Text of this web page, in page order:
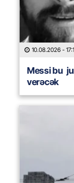
10.08.2026 -
Messi bu
verəcək